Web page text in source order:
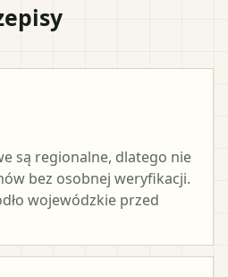
są regionalne, dlatego nie
bez osobnej weryfikacji.
wojewódzkie przed